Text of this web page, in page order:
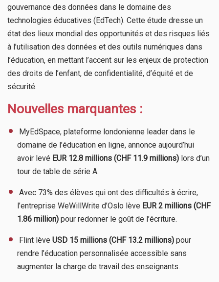
gouvernance des données dans le domaine des
technologies éducatives (EdTech). Cette étude dresse un
état des lieux mondial des opportunités et des risques liés
à l’utilisation des données et des outils numériques dans
l’éducation, en mettant l’accent sur les enjeux de protection
des droits de l’enfant, de confidentialité, d’équité et de
sécurité.
Nouvelles marquantes :
​ MyEdSpace, plateforme londonienne leader dans le
domaine de l’éducation en ligne, annonce aujourd’hui
avoir levé EUR 12.8 millions (CHF 11.9 millions) lors d’un
tour de table de série A.
​ Avec 73% des élèves qui ont des difficultés à écrire,
l’entreprise WeWillWrite d’Oslo lève EUR 2 millions (CHF
1.86 million) pour redonner le goût de l’écriture.
​ Flint lève USD 15 millions (CHF 13.2 millions) pour
rendre l’éducation personnalisée accessible sans
augmenter la charge de travail des enseignants.